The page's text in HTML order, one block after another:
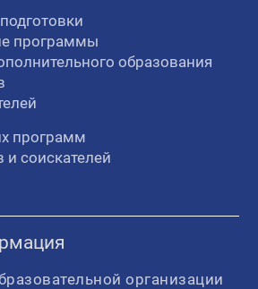
программы
образования
программ
и соискателей
организации